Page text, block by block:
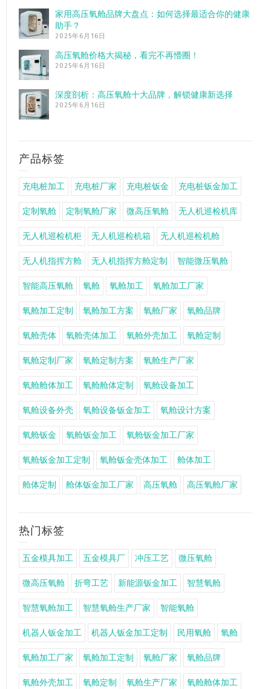
家用高压氧舱品牌大盘点：如何选择最适合你的健康
助手？
2025年6月16日
高压氧舱价格大揭秘，看完不再懵圈！
2025年6月16日
深度剖析：高压氧舱十大品牌，解锁健康新选择
2025年6月16日
产品标签
充电桩加工 充电桩厂家 充电桩钣金 充电桩钣金加工
定制氧舱 定制氧舱厂家 微高压氧舱 无人机巡检机库
无人机巡检机柜 无人机巡检机箱 无人机巡检机舱
无人机指挥方舱 无人机指挥方舱定制 智能微压氧舱
智能高压氧舱 氧舱 氧舱加工 氧舱加工厂家
氧舱加工定制 氧舱加工方案 氧舱厂家 氧舱品牌
氧舱壳体 氧舱壳体加工 氧舱外壳加工 氧舱定制
氧舱定制厂家 氧舱定制方案 氧舱生产厂家
氧舱舱体加工 氧舱舱体定制 氧舱设备加工
氧舱设备外壳 氧舱设备钣金加工 氧舱设计方案
氧舱钣金 氧舱钣金加工 氧舱钣金加工厂家
氧舱钣金加工定制 氧舱钣金壳体加工 舱体加工
舱体定制 舱体钣金加工厂家 高压氧舱 高压氧舱厂家
热门标签
五金模具加工 五金模具厂 冲压工艺 微压氧舱
微高压氧舱 折弯工艺 新能源钣金加工 智慧氧舱
智慧氧舱加工 智慧氧舱生产厂家 智能氧舱
机器人钣金加工 机器人钣金加工定制 民用氧舱 氧舱
氧舱加工厂家 氧舱加工定制 氧舱厂家 氧舱品牌
氧舱外壳加工 氧舱定制 氧舱生产厂家 氧舱舱体加工